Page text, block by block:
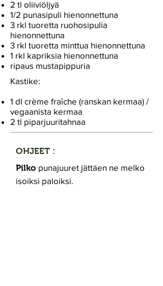
Pilko punajuuret jättäen ne melko
isoiksi paloiksi.
OHJEET :
2 tl oliiviöljyä
1/2 punasipuli hienonnettuna
3 rkl tuoretta ruohosipulia
hienonnettuna
3 rkl tuoretta minttua hienonnettuna
1 rkl kapriksia hienonnettuna
ripaus mustapippuria
Kastike:
1 dl crème fraîche (ranskan kermaa) /
vegaanista kermaa
2 tl piparjuuritahnaa